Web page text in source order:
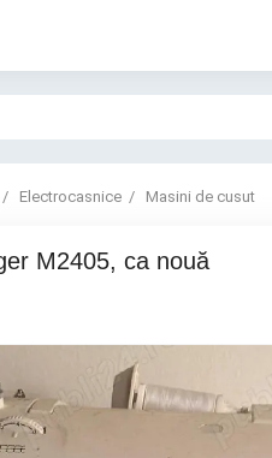
Electrocasnice Masini de cusut
M2405, ca nouă